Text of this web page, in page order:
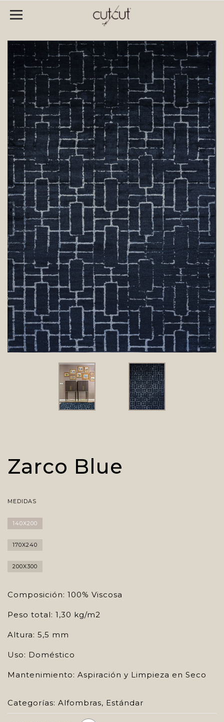
Zarco Blue
MEDIDAS
140X200
170X240
200X300
Composición: 100% Viscosa
Peso total: 1,30 kg/m2
Altura: 5,5 mm
Uso: Doméstico
Mantenimiento: Aspiración y Limpieza en Seco
Categorías: Alfombras, Estándar